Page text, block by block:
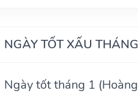
NGÀY TỐT XẤU
Ngày tốt tháng 1